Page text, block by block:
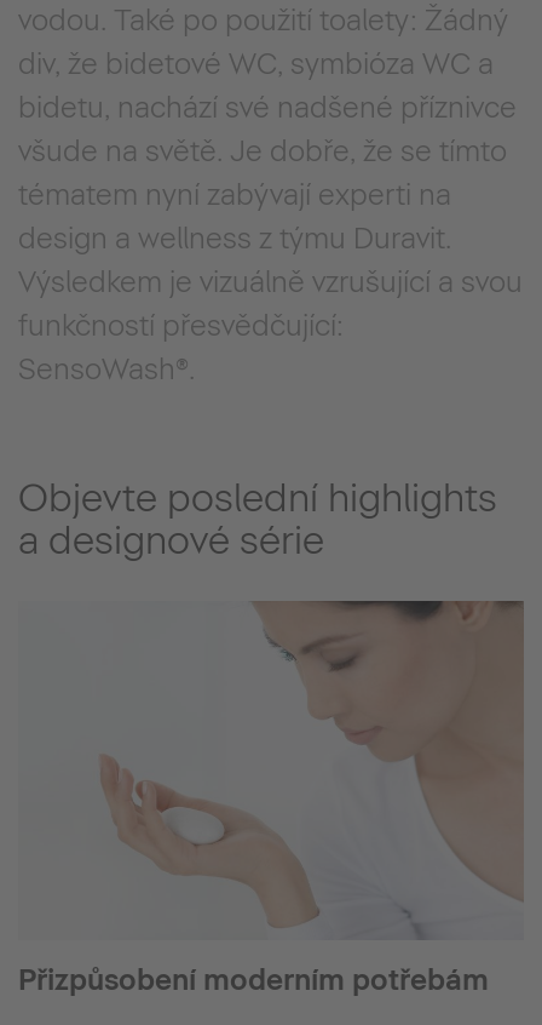
vodou. Také po použití toalety: Žádný
div, že bidetové WC, symbióza WC a
bidetu, nachází své nadšené příznivce
všude na světě. Je dobře, že se tímto
tématem nyní zabývají experti na
design a wellness z týmu Duravit.
Výsledkem je vizuálně vzrušující a svou
funkčností přesvědčující:
SensoWash®.
Objevte poslední highlights
a designové série
Přizpůsobení moderním potřebám